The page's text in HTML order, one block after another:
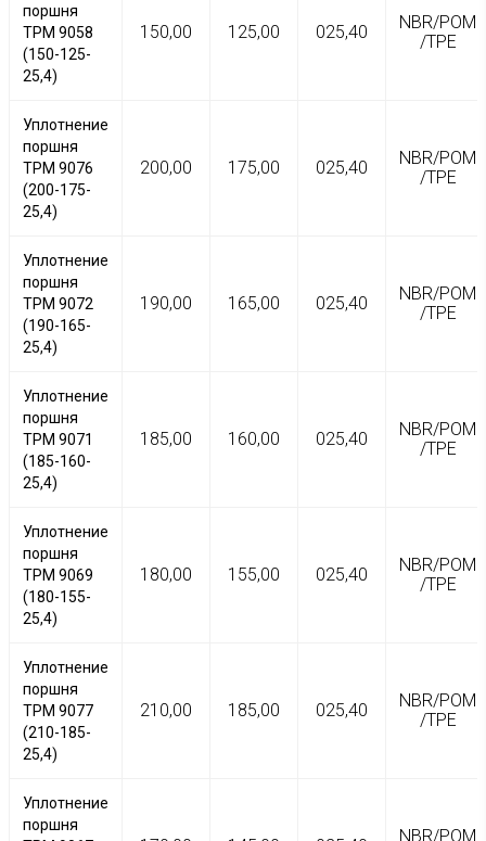
поршня
TPM 9058
(150-125-
25,4)
150,00 125,00 025,40
NBR/POM
/TPE
Уплотнение
поршня
TPM 9076
(200-175-
25,4)
200,00 175,00 025,40
NBR/POM
/TPE
Уплотнение
поршня
TPM 9072
(190-165-
25,4)
190,00 165,00 025,40
NBR/POM
/TPE
Уплотнение
поршня
TPM 9071
(185-160-
25,4)
185,00 160,00 025,40
NBR/POM
/TPE
Уплотнение
поршня
TPM 9069
(180-155-
25,4)
180,00 155,00 025,40
NBR/POM
/TPE
Уплотнение
поршня
TPM 9077
(210-185-
25,4)
210,00 185,00 025,40
NBR/POM
/TPE
Уплотнение
поршня
NBR/POM